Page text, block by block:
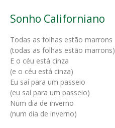
Sonho Californiano
Todas as folhas estão marrons
(todas as folhas estão marrons)
E o céu está cinza
(e o céu está cinza)
Eu saí para um passeio
(eu saí para um passeio)
Num dia de inverno
(num dia de inverno)